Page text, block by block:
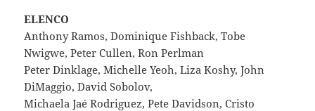
ELENCO
Anthony Ramos, Dominique Fishback, Tobe
Nwigwe, Peter Cullen, Ron Perlman
Peter Dinklage, Michelle Yeoh, Liza Koshy, John
DiMaggio, David Sobolov,
Michaela Jaé Rodriguez, Pete Davidson, Cristo